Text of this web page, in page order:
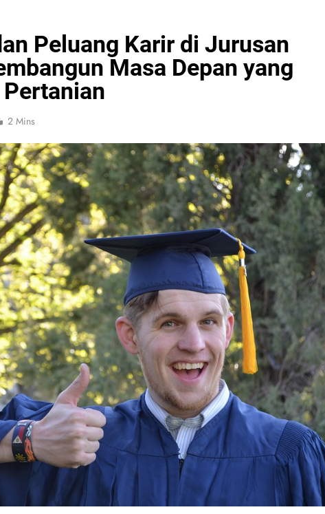
Peluang Karir di Jurusan
Masa Depan yang
2 Mins